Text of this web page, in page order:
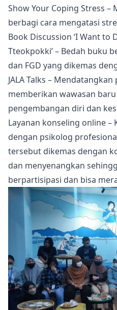
Show Your Coping Stress –
berbagi cara mengatasi
Book Discussion ‘I Want to
Tteokpokki’ – Bedah buku
dan FGD yang dikemas
JALA Talks –
memberikan wawasan
pengembangan diri dan
Layanan konseling online –
dengan psikolog
tersebut dikemas dengan
dan menyenangkan
berpartisipasi dan bisa